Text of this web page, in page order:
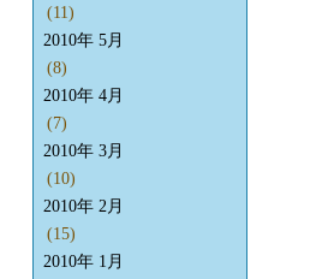
(11)
2010年 5月
(8)
2010年 4月
(7)
2010年 3月
(10)
2010年 2月
(15)
2010年 1月